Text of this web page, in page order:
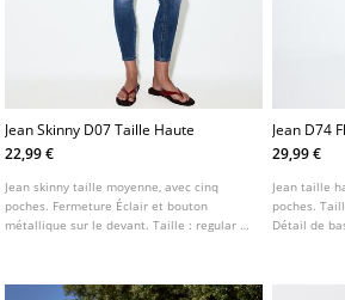
Jean Skinny D07 Taille Haute
22,99 €
Jean skinny taille moyenne, avec cinq
poches. Fermeture Éclair et bouton
métallique sur le devant. Taille : regular fit
des chevilles
Jean D74
29,99 €
Jean taille
poches.
Détail de